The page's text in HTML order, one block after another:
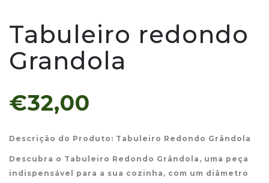
Tabuleiro redondo
Grandola
€32,00
Descrição do Produto: Tabuleiro Redondo Grândola
Descubra o Tabuleiro Redondo Grândola, uma peça
indispensável para a sua cozinha, com um diâmetro